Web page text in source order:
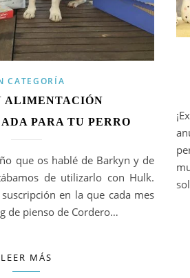
CATEGORÍA
ALIMENTACIÓN
PARA TU PERRO
que os hablé de Barkyn y de
de utilizarlo con Hulk.
en la que cada mes
de pienso de Cordero…
LEER MÁS